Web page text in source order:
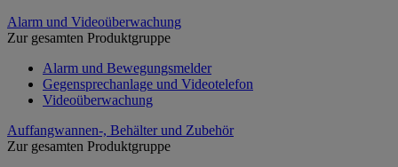
Alarm und Videoüberwachung
Zur gesamten Produktgruppe
Alarm und Bewegungsmelder
Gegensprechanlage und Videotelefon
Videoüberwachung
Auffangwannen-, Behälter und Zubehör
Zur gesamten Produktgruppe